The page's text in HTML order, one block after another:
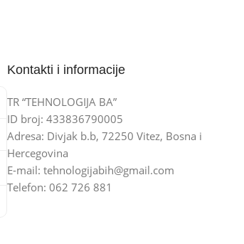
Kontakti i informacije
TR “TEHNOLOGIJA BA”
ID broj: 433836790005
Adresa: Divjak b.b, 72250 Vitez, Bosna i
Hercegovina
E-mail: tehnologijabih@gmail.com
Telefon: 062 726 881